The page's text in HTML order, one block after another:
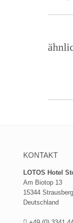
KONTAKT
LOTOS Hotel
Am Biotop 13
15344 Strausberg
Deutschland